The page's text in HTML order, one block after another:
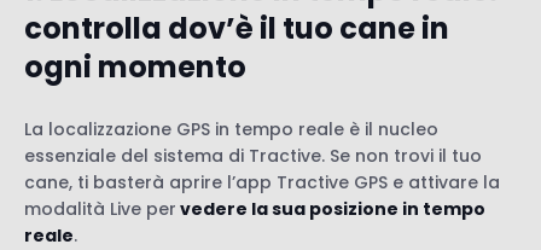
controlla dov’è il tuo cane in
ogni momento
La localizzazione GPS in tempo reale è il nucleo
essenziale del sistema di Tractive. Se non trovi il tuo
cane, ti basterà aprire l’app Tractive GPS e attivare la
modalità Live per vedere la sua posizione in tempo
reale.